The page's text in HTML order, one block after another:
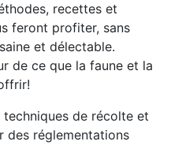
recettes et
feront profiter, sans
et délectable.
de ce que la faune et la
de récolte et
des réglementations